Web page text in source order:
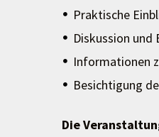
Praktische
Diskussion
Informationen
Besichtigung
Die